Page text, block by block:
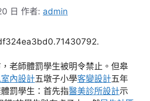
日 作者: admin
老師體罰學生被明令禁止。但皋
內設計五墩子小學客變設計五年
罰學生：首先指醫美診所設計示